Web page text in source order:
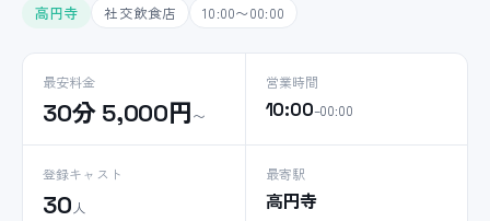
高円寺
社交飲食店 10:00〜00:00
最安料金
30分 5,000円〜
営業時間
10:00–00:00
登録キャスト
30 人
最寄駅
高円寺